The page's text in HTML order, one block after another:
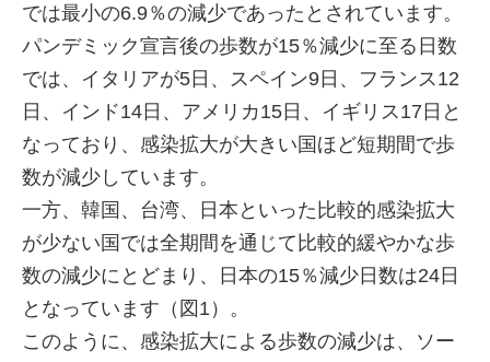
では最小の6.9％の減少であったとされています。
パンデミック宣言後の歩数が15％減少に至る日数
では、イタリアが5日、スペイン9日、フランス12
日、インド14日、アメリカ15日、イギリス17日と
なっており、感染拡大が大きい国ほど短期間で歩
数が減少しています。
一方、韓国、台湾、日本といった比較的感染拡大
が少ない国では全期間を通じて比較的緩やかな歩
数の減少にとどまり、日本の15％減少日数は24日
となっています（図1）。
このように、感染拡大による歩数の減少は、ソー